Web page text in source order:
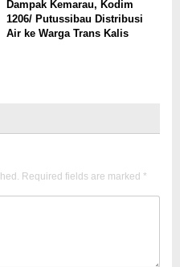
Dampak Kemarau, Kodim
1206/ Putussibau Distribusi
Air ke Warga Trans Kalis
Required fields are marked *